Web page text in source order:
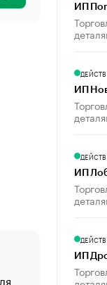
«От спорта
ИП
ИП
ИП
ИП